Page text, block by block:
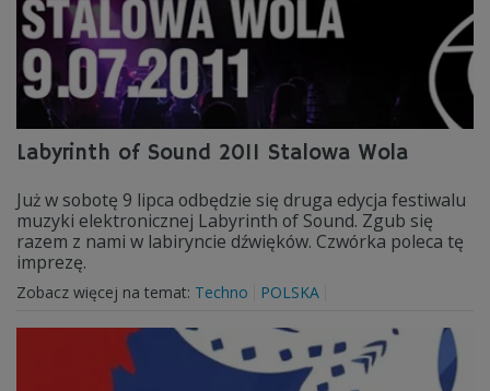
Labyrinth of Sound 2011 Stalowa Wola
Już w sobotę 9 lipca odbędzie się druga edycja festiwalu
muzyki elektronicznej Labyrinth of Sound. Zgub się
razem z nami w labiryncie dźwięków. Czwórka poleca tę
imprezę.
Zobacz więcej na temat: Techno POLSKA